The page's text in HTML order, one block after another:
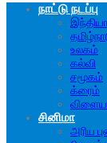
நாட்டு நடப்பு
உலகம்
கல்வி
சமூகம்
க்ரைம்
சினிமா
அரிய